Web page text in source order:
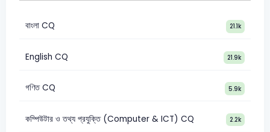
বাংলা CQ 21.1k
English CQ 21.9k
গণিত CQ 5.9k
কম্পিউটার ও তথ্য প্রযুক্তি (Computer & ICT) CQ 2.2k